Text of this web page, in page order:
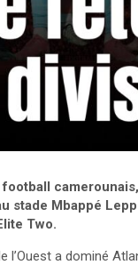
stade Mbappé
Two.
a dominé